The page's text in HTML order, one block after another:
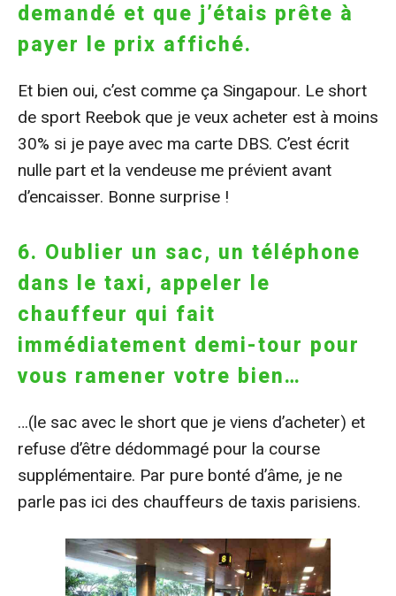
demandé et que j’étais prête à
payer le prix affiché.
Et bien oui, c’est comme ça Singapour. Le short
de sport Reebok que je veux acheter est à moins
30% si je paye avec ma carte DBS. C’est écrit
nulle part et la vendeuse me prévient avant
d’encaisser. Bonne surprise !
6. Oublier un sac, un téléphone
dans le taxi, appeler le
chauffeur qui fait
immédiatement demi-tour pour
vous ramener votre bien…
…(le sac avec le short que je viens d’acheter) et
refuse d’être dédommagé pour la course
supplémentaire. Par pure bonté d’âme, je ne
parle pas ici des chauffeurs de taxis parisiens.